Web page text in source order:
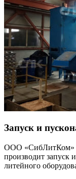
Запуск и
ООО «СибЛитКом»
производит запуск
литейного